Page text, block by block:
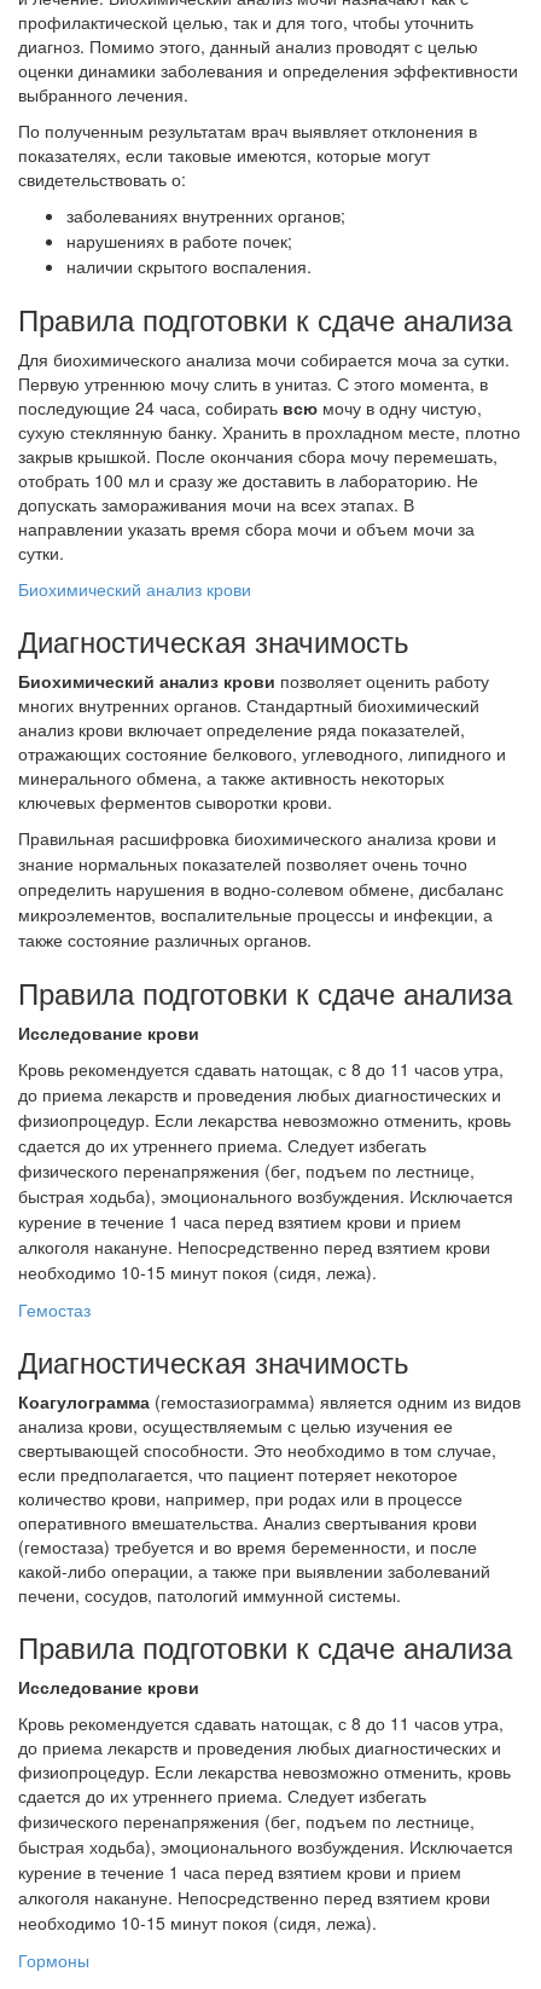
профилактической целью, так и для того, чтобы уточнить
диагноз. Помимо этого, данный анализ проводят с целью
оценки динамики заболевания и определения эффективности
выбранного лечения.
По полученным результатам врач выявляет отклонения в
показателях, если таковые имеются, которые могут
свидетельствовать о:
заболеваниях внутренних органов;
нарушениях в работе почек;
наличии скрытого воспаления.
Правила подготовки к сдаче анализа
Для биохимического анализа мочи собирается моча за сутки.
Первую утреннюю мочу слить в унитаз. С этого момента, в
последующие 24 часа, собирать всю мочу в одну чистую,
сухую стеклянную банку. Хранить в прохладном месте, плотно
закрыв крышкой. После окончания сбора мочу перемешать,
отобрать 100 мл и сразу же доставить в лабораторию. Не
допускать замораживания мочи на всех этапах. В
направлении указать время сбора мочи и объем мочи за
сутки.
Биохимический анализ крови
Диагностическая значимость
Биохимический анализ крови позволяет оценить работу
многих внутренних органов. Стандартный биохимический
анализ крови включает определение ряда показателей,
отражающих состояние белкового, углеводного, липидного и
минерального обмена, а также активность некоторых
ключевых ферментов сыворотки крови.
Правильная расшифровка биохимического анализа крови и
знание нормальных показателей позволяет очень точно
определить нарушения в водно-солевом обмене, дисбаланс
микроэлементов, воспалительные процессы и инфекции, а
также состояние различных органов.
Правила подготовки к сдаче анализа
Исследование крови
Кровь рекомендуется сдавать натощак, с 8 до 11 часов утра,
до приема лекарств и проведения любых диагностических и
физиопроцедур. Если лекарства невозможно отменить, кровь
сдается до их утреннего приема. Следует избегать
физического перенапряжения (бег, подъем по лестнице,
быстрая ходьба), эмоционального возбуждения. Исключается
курение в течение 1 часа перед взятием крови и прием
алкоголя накануне. Непосредственно перед взятием крови
необходимо 10-15 минут покоя (сидя, лежа).
Гемостаз
Диагностическая значимость
Коагулограмма (гемостазиограмма) является одним из видов
анализа крови, осуществляемым с целью изучения ее
свертывающей способности. Это необходимо в том случае,
если предполагается, что пациент потеряет некоторое
количество крови, например, при родах или в процессе
оперативного вмешательства. Анализ свертывания крови
(гемостаза) требуется и во время беременности, и после
какой-либо операции, а также при выявлении заболеваний
печени, сосудов, патологий иммунной системы.
Правила подготовки к сдаче анализа
Исследование крови
Кровь рекомендуется сдавать натощак, с 8 до 11 часов утра,
до приема лекарств и проведения любых диагностических и
физиопроцедур. Если лекарства невозможно отменить, кровь
сдается до их утреннего приема. Следует избегать
физического перенапряжения (бег, подъем по лестнице,
быстрая ходьба), эмоционального возбуждения. Исключается
курение в течение 1 часа перед взятием крови и прием
алкоголя накануне. Непосредственно перед взятием крови
необходимо 10-15 минут покоя (сидя, лежа).
Гормоны